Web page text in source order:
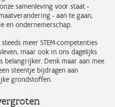
samenleving voor staat -
- aan te gaan,
en ondernemerschap.
meer STEM-competenties
maar ook in ons dagelijks
belangrijker. Denk maar aan mee
steentje bijdragen aan
grondstoffen.